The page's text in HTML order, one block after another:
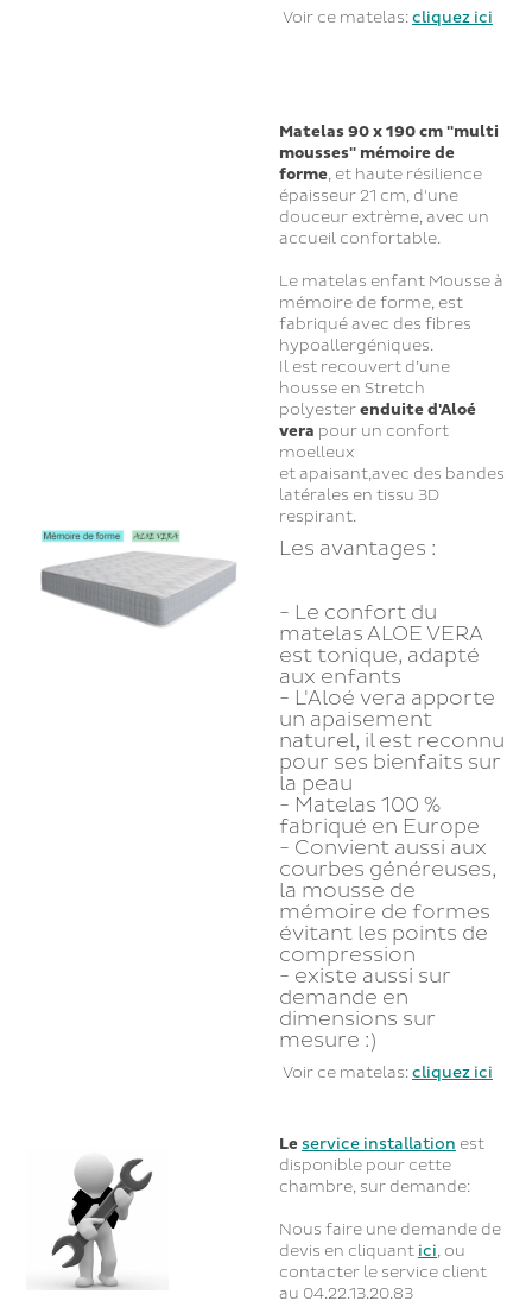
Voir ce matelas:cliquez ici
Matelas 90 x 190 cm "multi
mousses" mémoire de
forme, et haute résilience
épaisseur 21 cm, d'une
douceur extrème, avec un
accueil confortable.
Le matelas enfant Mousse à
mémoire de forme, est
fabriqué avec des fibres
hypoallergéniques.
Il est recouvert d’une
housse en Stretch
polyesterenduite d'Aloé
vera pour un confort
moelleux
et apaisant,avec des bandes
latérales en tissu 3D
respirant.
Les avantages :
- Le confort du
matelas ALOE VERA
est tonique, adapté
aux enfants
- L'Aloé vera apporte
un apaisement
naturel, il est reconnu
pour ses bienfaits sur
la peau
- Matelas 100 %
fabriqué en Europe
- Convient aussi aux
courbes généreuses,
la mousse de
mémoire de formes
évitant les points de
compression
- existe aussi sur
demande en
dimensions sur
mesure :)
Voir ce matelas:cliquez ici
Le service installation est
disponible pour cette
chambre, sur demande:
Nous faire une demande de
devis en cliquant ici, ou
contacter le service client
au 04.22.13.20.83